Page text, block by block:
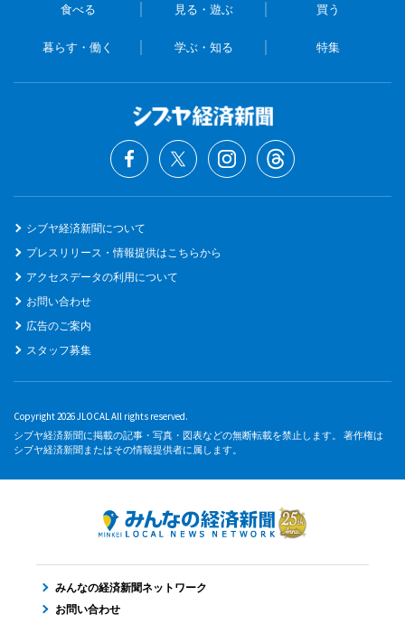
食べる 見る・遊ぶ 買う
暮らす・働く 学ぶ・知る 特集
シブヤ経済新聞について
プレスリリース・情報提供はこちらから
アクセスデータの利用について
お問い合わせ
広告のご案内
スタッフ募集
Copyright 2026 JLOCAL All rights reserved.
シブヤ経済新聞に掲載の記事・写真・図表などの無断転載を禁止します。 著作権は
シブヤ経済新聞またはその情報提供者に属します。
みんなの経済新聞ネットワーク
お問い合わせ